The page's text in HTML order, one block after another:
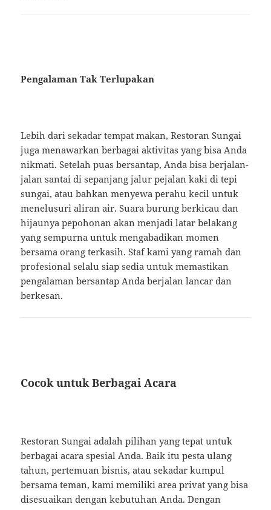
Pengalaman Tak Terlupakan
Lebih dari sekadar tempat makan, Restoran Sungai
juga menawarkan berbagai aktivitas yang bisa Anda
nikmati. Setelah puas bersantap, Anda bisa berjalan-
jalan santai di sepanjang jalur pejalan kaki di tepi
sungai, atau bahkan menyewa perahu kecil untuk
menelusuri aliran air. Suara burung berkicau dan
hijaunya pepohonan akan menjadi latar belakang
yang sempurna untuk mengabadikan momen
bersama orang terkasih. Staf kami yang ramah dan
profesional selalu siap sedia untuk memastikan
pengalaman bersantap Anda berjalan lancar dan
berkesan.
Cocok untuk Berbagai Acara
Restoran Sungai adalah pilihan yang tepat untuk
berbagai acara spesial Anda. Baik itu pesta ulang
tahun, pertemuan bisnis, atau sekadar kumpul
bersama teman, kami memiliki area privat yang bisa
disesuaikan dengan kebutuhan Anda. Dengan